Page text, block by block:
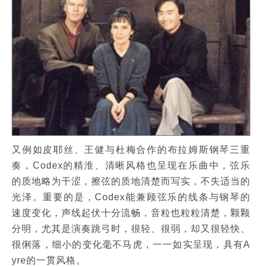
又例如皮耶丝、王健与杜梅合作的布拉姆斯钢琴三重
奏，Codex的精淮、清晰风格也呈现在乐曲中，弦乐
的质地略为干涩，擦弦的质地清楚而写实，不失适当的
光泽。重要的是，Codex能兼顾弦乐的线条与钢琴的
速度变化，声线起伏十分流畅，音粒也粒粒清楚，颗颗
分明，尤其是演奏跳弓时，很轻、很弱，却又很轻快、
很俐落，细小的变化毫不马虎，一一如实呈现，具有A
yre的一贯风格。